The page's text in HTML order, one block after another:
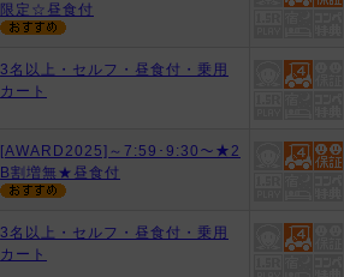
限定☆昼食付
3名以上・セルフ・昼食付・乗用
カート
[AWARD2025]～7:59･9:30～★2
B割増無★昼食付
3名以上・セルフ・昼食付・乗用
カート